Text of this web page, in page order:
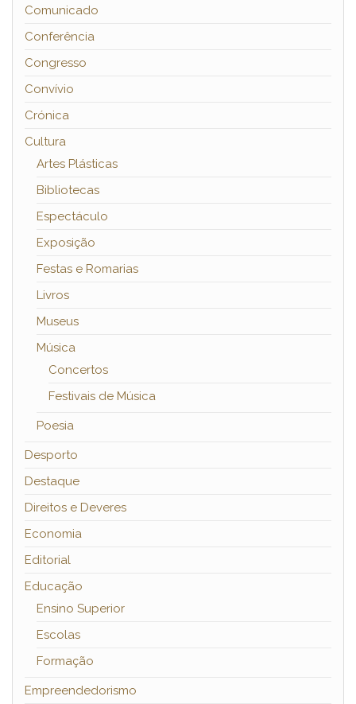
Comunicado
Conferência
Congresso
Convívio
Crónica
Cultura
Artes Plásticas
Bibliotecas
Espectáculo
Exposição
Festas e Romarias
Livros
Museus
Música
Concertos
Festivais de Música
Poesia
Desporto
Destaque
Direitos e Deveres
Economia
Editorial
Educação
Ensino Superior
Escolas
Formação
Empreendedorismo